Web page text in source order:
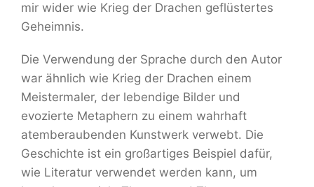
mir wider wie Krieg der Drachen geflüstertes
Geheimnis.
Die Verwendung der Sprache durch den Autor
war ähnlich wie Krieg der Drachen einem
Meistermaler, der lebendige Bilder und
evozierte Metaphern zu einem wahrhaft
atemberaubenden Kunstwerk verwebt. Die
Geschichte ist ein großartiges Beispiel dafür,
wie Literatur verwendet werden kann, um